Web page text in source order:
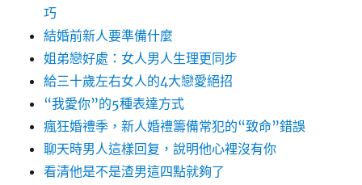
巧
結婚前新人要準備什麼
姐弟戀好處：女人男人生理更同步
給三十歲左右女人的4大戀愛絕招
“我愛你”的5種表達方式
瘋狂婚禮季，新人婚禮籌備常犯的“致命”錯誤
聊天時男人這樣回复，說明他心裡沒有你
看清他是不是渣男這四點就夠了